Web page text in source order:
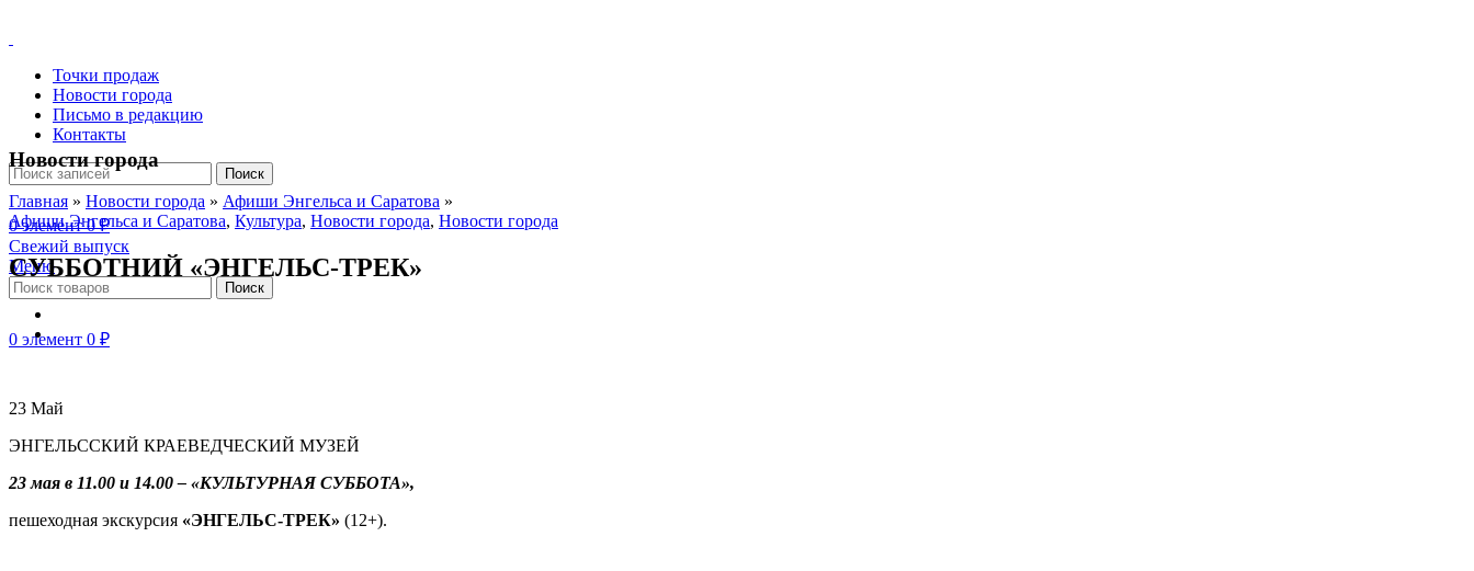
Точки продаж
Новости города
Письмо в редакцию
Контакты
Поиск
0элемент 0₽
Свежий выпуск
Меню
Поиск
0 элемент 0 ₽
Новости города
Главная » Новости города » Афиши Энгельса и Саратова »
Афиши Энгельса и Саратова, Культура, Новости города, Новости города
СУББОТНИЙ «ЭНГЕЛЬС-ТРЕК»
23 Май
ЭНГЕЛЬССКИЙ КРАЕВЕДЧЕСКИЙ МУЗЕЙ
23 мая в 11.00 и 14.00 – «КУЛЬТУРНАЯ СУББОТА»,
пешеходная экскурсия «ЭНГЕЛЬС-ТРЕК» (12+).